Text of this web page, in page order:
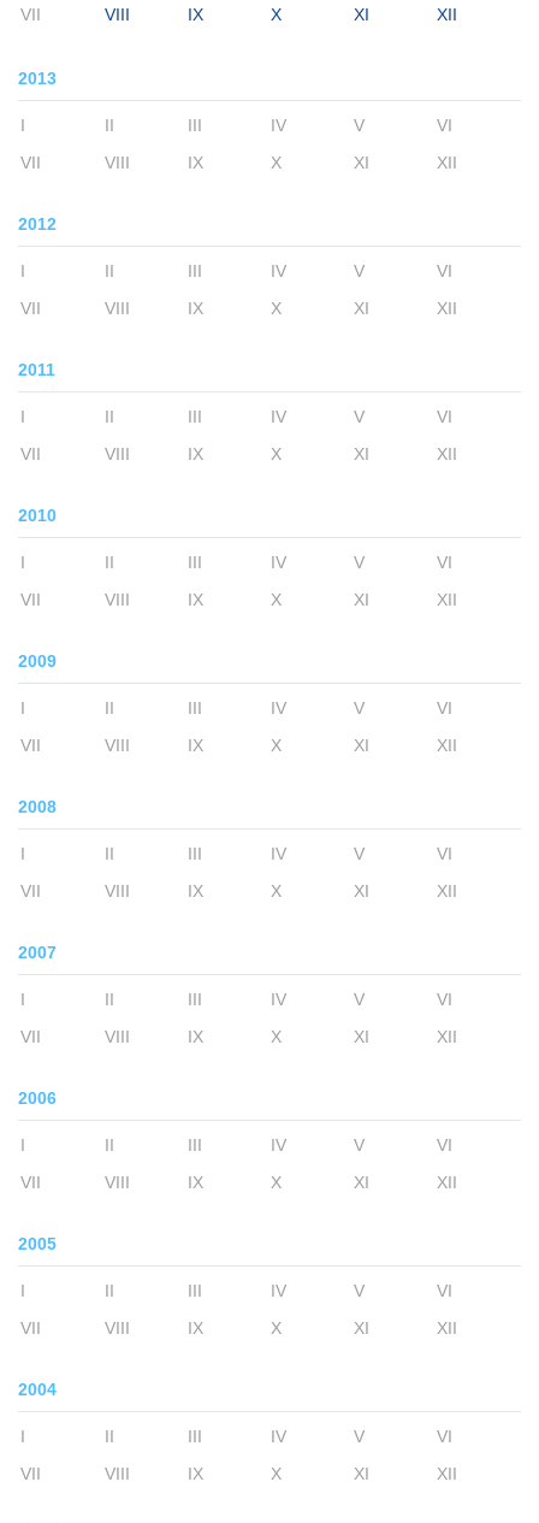
VII VIII IX X XI XII
2013
I II III IV V
VI
VII
VIII IX X XI XII
2012
I II III IV V
VI
VII
VIII IX X XI XII
2011
I II III IV V
VI
VII
VIII IX X XI XII
2010
I II III IV V
VI
VII
VIII IX X XI XII
2009
I II III IV V
VI
VII
VIII IX X XI XII
2008
I II III IV V
VI
VII
VIII IX X XI XII
2007
I II III IV V
VI
VII
VIII IX X XI XII
2006
I II III IV V
VI
VII
VIII IX X XI XII
2005
I II III IV V
VI
VII
VIII IX X XI XII
2004
I II III IV V
VI
VII
VIII IX X XI XII